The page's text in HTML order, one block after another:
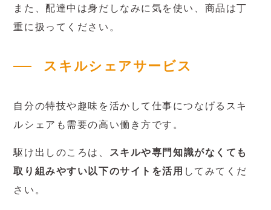
また、配達中は身だしなみに気を使い、商品は丁
重に扱ってください。
スキルシェアサービス
自分の特技や趣味を活かして仕事につなげるスキ
ルシェアも需要の高い働き方です。
駆け出しのころは、 スキルや専門知識がなくても
取り組みやすい以下のサイトを活用 してみてくだ
さい。